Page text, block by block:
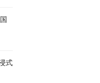
式